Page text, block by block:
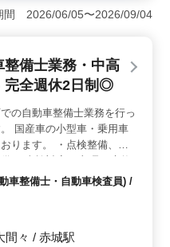
がら勤務できます。新天
＜調理経験を活かせ
活躍できるお仕事で
勤が可能で通勤手当
おり、安心して長く働
間 2026/06/05〜2026/09/04
備士業務・中高
完全週休2日制◎
の自動車整備士業務を行っ
国産車の小型車・乗用車
ります。 ・点検整備、緊
・車検対応 ・部品の交換
※月の残業時間は10時間程
す。 お仕事とプライベー
場です。 中高年の方のご
おります！
車整備士・自動車検査員) /
間々 / 赤城駅